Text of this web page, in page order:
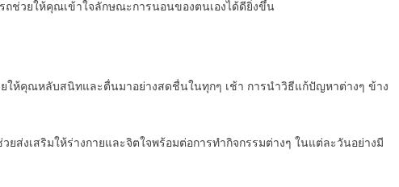
ถช่วยให้คุณเข้าใจลักษณะการนอนของตนเองได้ดียิ่งขึ้น
ให้คุณหลับสนิทและตื่นมาอย่างสดชื่นในทุกๆ เช้า การนำวิธีแก้ปัญหาต่างๆ ข้าง
ส่งเสริมให้ร่างกายและจิตใจพร้อมต่อการทำกิจกรรมต่างๆ ในแต่ละวันอย่างมี